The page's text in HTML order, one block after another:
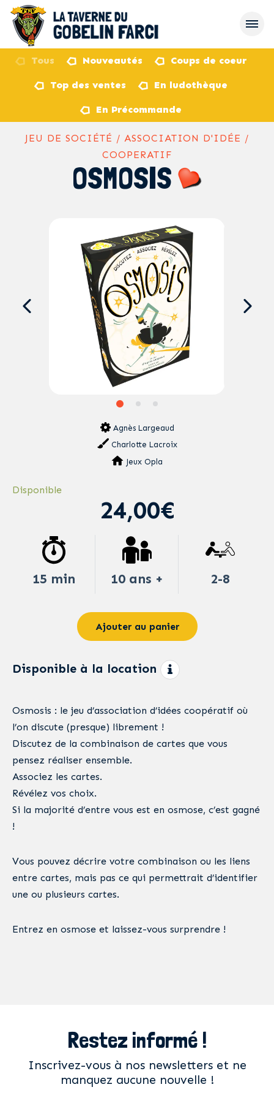
Tous Nouveautés Coups de coeur
Top des ventes En ludothèque
En Précommande
JEU DE SOCIÉTÉ / ASSOCIATION D'IDÉE /
COOPERATIF
OSMOSIS
Agnès Largeaud
Charlotte Lacroix
Jeux Opla
Disponible
24,00€
15 min 10 ans + 2-8
Ajouter au panier
Disponible à la location
Osmosis : le jeu d’association d’idées coopératif où
l’on discute (presque) librement !
Discutez de la combinaison de cartes que vous
pensez réaliser ensemble.
Associez les cartes.
Révélez vos choix.
Si la majorité d’entre vous est en osmose, c’est gagné
!
Vous pouvez décrire votre combinaison ou les liens
entre cartes, mais pas ce qui permettrait d’identifier
une ou plusieurs cartes.
Entrez en osmose et laissez-vous surprendre !
Restez informé !
Inscrivez-vous à nos newsletters et ne
manquez aucune nouvelle !